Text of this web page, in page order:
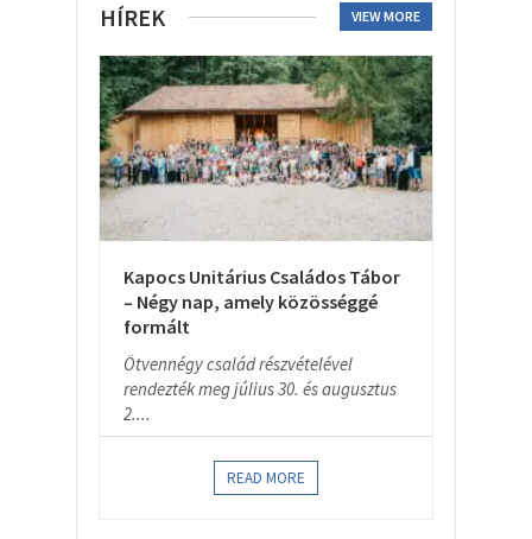
HÍREK VIEW MORE
Kapocs Unitárius Családos Tábor
– Négy nap, amely közösséggé
formált
Ötvennégy család részvételével
rendezték meg július 30. és augusztus
2....
READ MORE